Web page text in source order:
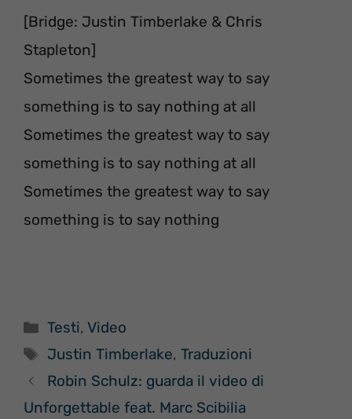
[Bridge: Justin Timberlake & Chris
Stapleton]
Sometimes the greatest way to say
something is to say nothing at all
Sometimes the greatest way to say
something is to say nothing at all
Sometimes the greatest way to say
something is to say nothing
Categorie
Testi,Video
Tag
Justin Timberlake,Traduzioni
Robin Schulz: guarda il video di
Unforgettable feat. Marc Scibilia